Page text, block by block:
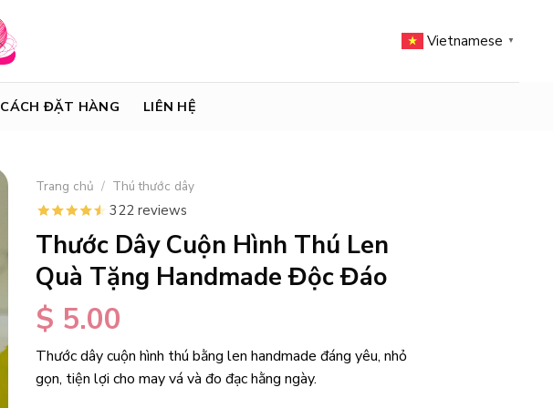
Vietnamese ▼
CÁCH ĐẶT HÀNG LIÊN HỆ
Trang chủ / Thú thước dây
322 reviews
Thước Dây Cuộn Hình Thú Len
Quà Tặng Handmade Độc Đáo
$ 5.00
Thước dây cuộn hình thú bằng len handmade đáng yêu, nhỏ
gọn, tiện lợi cho may vá và đo đạc hằng ngày.